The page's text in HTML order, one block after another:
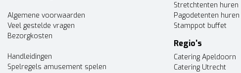
Algemene voorwaarden
Veel gestelde vragen
Bezorgkosten
Handleidingen
Spelregels amusement spelen
Stretchtenten huren
Pagodetenten huren
Stamppot buffet
Regio's
Catering Apeldoorn
Catering Utrecht